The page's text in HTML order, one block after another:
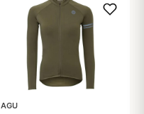
AGU